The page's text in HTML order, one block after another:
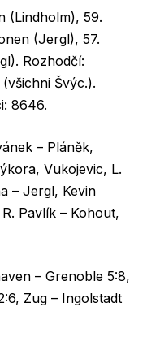
(Lindholm), 59.
(Jergl), 57.
Rozhodčí:
Švýc.).
8646.
– Pláněk,
Vukojevic, L.
– Jergl, Kevin
Pavlík – Kohout,
– Grenoble 5:8,
Zug – Ingolstadt